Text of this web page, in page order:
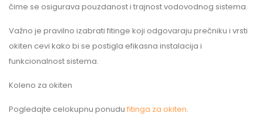
čime se osigurava pouzdanost i trajnost vodovodnog sistema.
Važno je pravilno izabrati fitinge koji odgovaraju prečniku i vrsti
okiten cevi kako bi se postigla efikasna instalacija i
funkcionalnost sistema.
Koleno za okiten
Pogledajte celokupnu ponudu fitinga za okiten.